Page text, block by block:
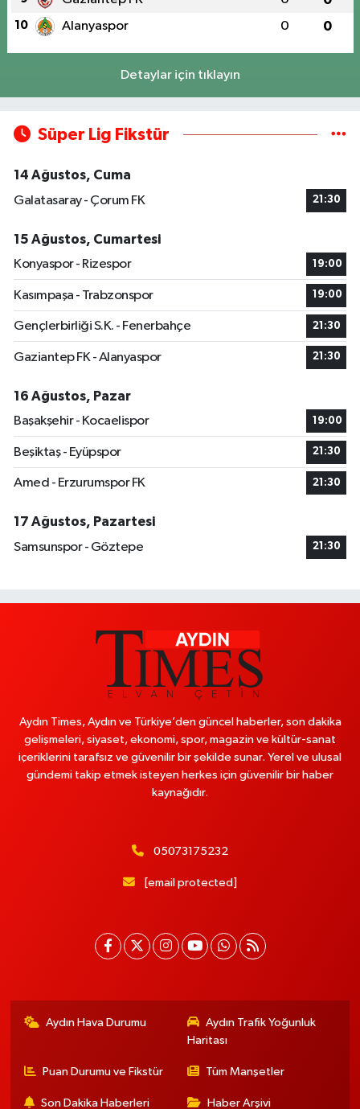
10 Alanyaspor 0 0
Detaylar için tıklayın
Süper Lig Fikstür
14 Ağustos, Cuma
Galatasaray - Çorum FK
21:30
15 Ağustos, Cumartesi
Konyaspor - Rizespor
19:00
Kasımpaşa - Trabzonspor 19:00
Gençlerbirliği S.K. - Fenerbahçe 21:30
Gaziantep FK - Alanyaspor 21:30
16 Ağustos, Pazar
Başakşehir - Kocaelispor
19:00
Beşiktaş - Eyüpspor 21:30
Amed - Erzurumspor FK 21:30
17 Ağustos, Pazartesi
Samsunspor - Göztepe
21:30
Aydın Times, Aydın ve Türkiye’den güncel haberler, son dakika
gelişmeleri, siyaset, ekonomi, spor, magazin ve kültür-sanat
içeriklerini tarafsız ve güvenilir bir şekilde sunar. Yerel ve ulusal
gündemi takip etmek isteyen herkes için güvenilir bir haber
kaynağıdır.
05073175232
[email protected]
Aydın Hava Durumu
Aydın Trafik Yoğunluk
Haritası
Puan Durumu ve Fikstür Tüm Manşetler
Son Dakika Haberleri Haber Arşivi